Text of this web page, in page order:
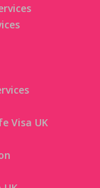
Visa UK